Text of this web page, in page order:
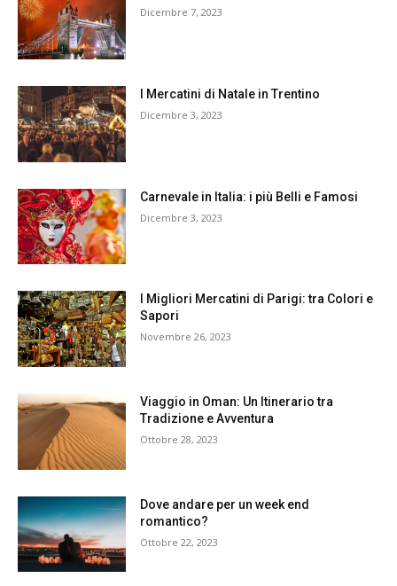
Dicembre 7, 2023
I Mercatini di Natale in Trentino
Dicembre 3, 2023
Carnevale in Italia: i più Belli e Famosi
Dicembre 3, 2023
I Migliori Mercatini di Parigi: tra Colori e
Sapori
Novembre 26, 2023
Viaggio in Oman: Un Itinerario tra
Tradizione e Avventura
Ottobre 28, 2023
Dove andare per un week end
romantico?
Ottobre 22, 2023